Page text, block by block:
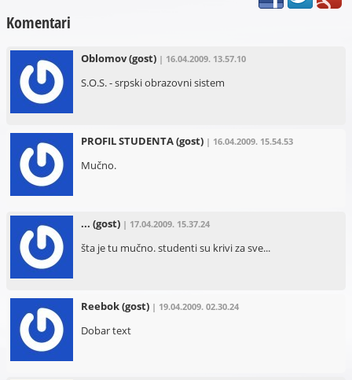
Komentari
Oblomov(gost) | 16.04.2009. 13.57.10
S.O.S. - srpski obrazovni sistem
PROFIL STUDENTA(gost) | 16.04.2009. 15.54.53
Mučno.
... (gost) | 17.04.2009. 15.37.24
šta je tu mučno. studenti su krivi za sve...
Reebok(gost) | 19.04.2009. 02.30.24
Dobar text